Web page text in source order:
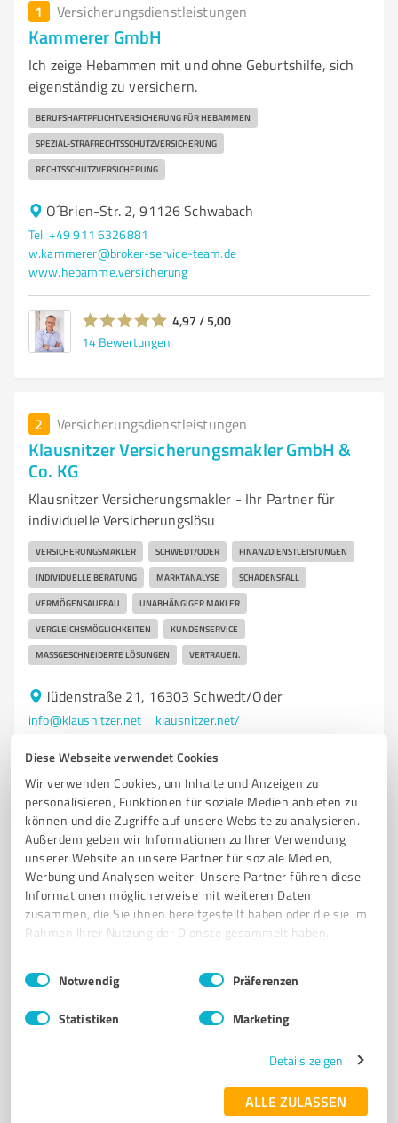
Diese Webseite verwendet Cookies
Wir verwenden Cookies, um Inhalte und Anzeigen zu
personalisieren, Funktionen für soziale Medien anbieten zu
können und die Zugriffe auf unsere Website zu analysieren.
Außerdem geben wir Informationen zu Ihrer Verwendung
unserer Website an unsere Partner für soziale Medien,
Werbung und Analysen weiter. Unsere Partner führen diese
Informationen möglicherweise mit weiteren Daten
zusammen, die Sie ihnen bereitgestellt haben oder die sie im
Rahmen Ihrer Nutzung der Dienste gesammelt haben.
Impressum Datenschutzbestimmungen
Einwilligungsauswahl
Notwendig Präferenzen
Statistiken Marketing
Details zeigen
ALLE ZULASSEN
1 Versicherungsdienstleistungen
Kammerer GmbH
Ich zeige Hebammen mit und ohne Geburtshilfe, sich
eigenständig zu versichern.
BERUFSHAFTPFLICHTVERSICHERUNG FÜR HEBAMMEN
SPEZIAL-STRAFRECHTSSCHUTZVERSICHERUNG
RECHTSSCHUTZVERSICHERUNG
O´Brien-Str. 2, 91126 Schwabach
Tel. +49 911 6326881
w.kammerer@broker-service-team.de
www.hebamme.versicherung
4,97 / 5,00
14 Bewertungen
2 Versicherungsdienstleistungen
Klausnitzer Versicherungsmakler GmbH &
Co. KG
Klausnitzer Versicherungsmakler - Ihr Partner für
individuelle Versicherungslösu
VERSICHERUNGSMAKLER SCHWEDT/ODER FINANZDIENSTLEISTUNGEN
INDIVIDUELLE BERATUNG MARKTANALYSE SCHADENSFALL
VERMÖGENSAUFBAU UNABHÄNGIGER MAKLER
VERGLEICHSMÖGLICHKEITEN KUNDENSERVICE
MASSGESCHNEIDERTE LÖSUNGEN VERTRAUEN.
Jüdenstraße 21, 16303 Schwedt/Oder
info@klausnitzer.net klausnitzer.net/
4,00 / 5,00
13Bewertungen (1 Quelle)
Sie möchten auch hier gelistet werden?